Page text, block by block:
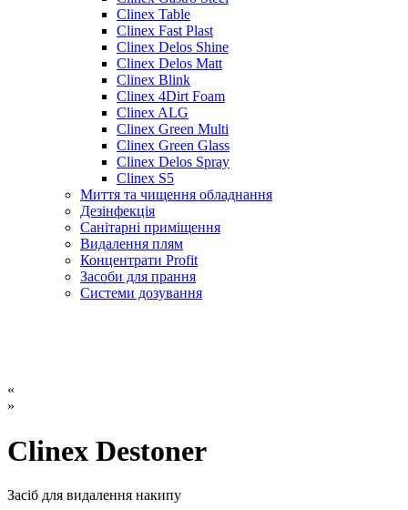
Clinex Table
Clinex Fast Plast
Clinex Delos Shine
Clinex Delos Matt
Clinex Blink
Clinex 4Dirt Foam
Clinex ALG
Clinex Green Multi
Clinex Green Glass
Clinex Delos Spray
Clinex S5
Миття та чищення обладнання
Дезінфекція
Санітарні приміщення
Видалення плям
Концентрати Profit
Засоби для прання
Системи дозування
«
»
Clinex Destoner
Засіб для видалення накипу